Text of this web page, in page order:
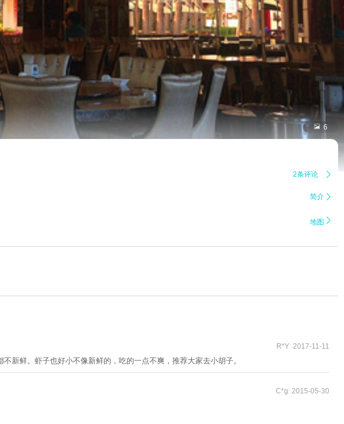
 6
2条评论 
简介 
地图 
R*Y 2017-11-11
新鲜。虾子也好小不像新鲜的，吃的一点不爽，推荐大家去小胡子。
C*g 2015-05-30